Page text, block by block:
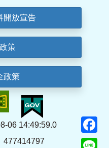
開放宣告
策
政策
06 14:49:59.0
477414797